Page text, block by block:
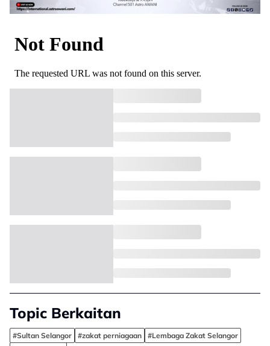
Topic Berkaitan
#Sultan Selangor #zakat perniagaan
#Lembaga Zakat Selangor